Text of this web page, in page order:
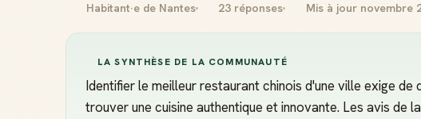
Habitant·e de Nantes 23 réponses Mis à jour novembre
LA SYNTHÈSE DE LA COMMUNAUTÉ
Identifier le meilleur restaurant chinois d'une ville exige
trouver une cuisine authentique et innovante. Les avis de